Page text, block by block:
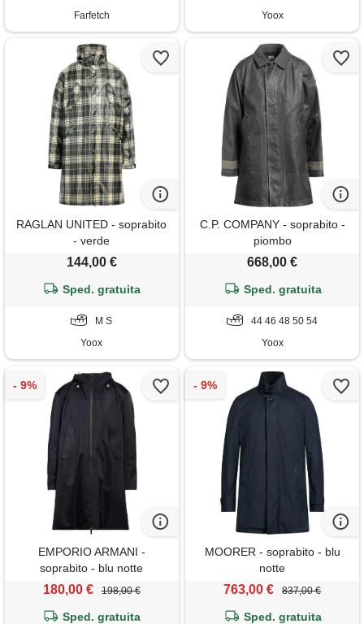
Farfetch
Yoox
RAGLAN UNITED - soprabito
- verde
144,00 €
Sped. gratuita
M S
Yoox
C.P. COMPANY - soprabito -
piombo
668,00 €
Sped. gratuita
44 46 48 50 54
Yoox
EMPORIO ARMANI -
soprabito - blu notte
180,00 € 198,00 €
Sped. gratuita
MOORER - soprabito - blu
notte
763,00 € 837,00 €
Sped. gratuita